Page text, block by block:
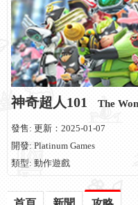
神奇超人101 The
發售: 更新：2025-01-07
開發: Platinum Games
類型: 動作遊戲